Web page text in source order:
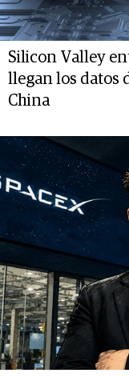
Silicon Valley
llegan los datos
China